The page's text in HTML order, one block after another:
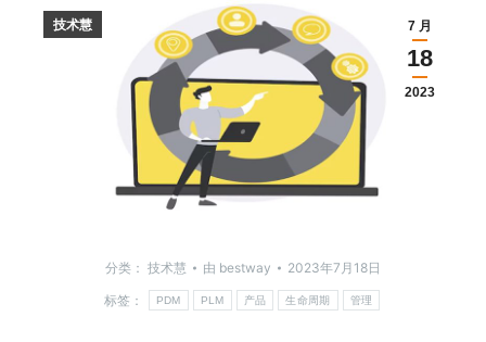
7 月
18
2023
技术慧
分类： 技术慧 由 bestway
2023年7月18日
标签：
PDM PLM 产品 生命周期 管理